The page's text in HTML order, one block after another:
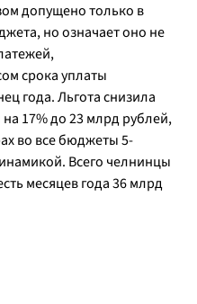
допущено только в
но означает оно не
срока уплаты
года. Льгота снизила
17% до 23 млрд рублей,
во все бюджеты 5-
Всего челнинцы
месяцев года 36 млрд